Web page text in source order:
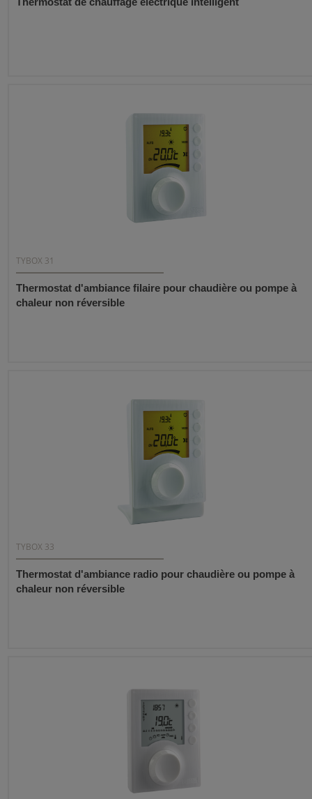
TYBOX 31
Thermostat d'ambiance filaire pour chaudière ou pompe à
chaleur non réversible
TYBOX 33
Thermostat d'ambiance radio pour chaudière ou pompe à
chaleur non réversible